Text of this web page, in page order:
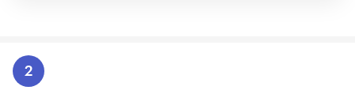
2